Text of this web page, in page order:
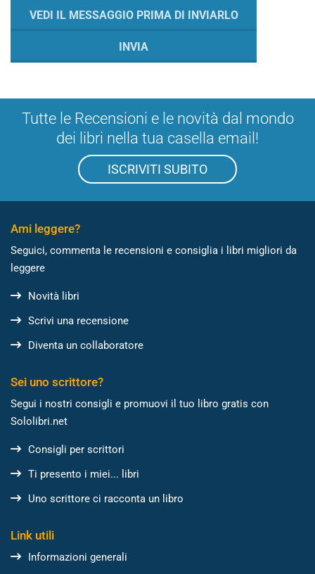
Tutte le Recensioni e le novità dal mondo
dei libri nella tua casella email!
ISCRIVITI SUBITO
Ami leggere?
Seguici, commenta le recensioni e consiglia i libri migliori da
leggere
Novità libri
Scrivi una recensione
Diventa un collaboratore
Sei uno scrittore?
Segui i nostri consigli e promuovi il tuo libro gratis con
Sololibri.net
Consigli per scrittori
Ti presento i miei... libri
Uno scrittore ci racconta un libro
Link utili
Informazioni generali